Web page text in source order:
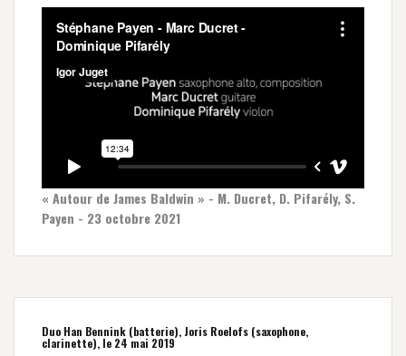
« Autour de James Baldwin » - M. Ducret, D. Pifarély, S.
Payen - 23 octobre 2021
Duo Han Bennink (batterie), Joris Roelofs (saxophone,
clarinette), le 24 mai 2019